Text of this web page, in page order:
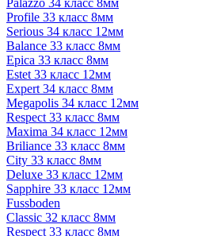
Palazzo 34 класс 8мм
Profile 33 класс 8мм
Serious 34 класс 12мм
Balance 33 класс 8мм
Epica 33 класс 8мм
Estet 33 класс 12мм
Expert 34 класс 8мм
Megapolis 34 класс 12мм
Respect 33 класс 8мм
Maxima 34 класс 12мм
Briliance 33 класс 8мм
City 33 класс 8мм
Deluxe 33 класс 12мм
Sapphire 33 класс 12мм
Fussboden
Classic 32 класс 8мм
Respect 33 класс 8мм